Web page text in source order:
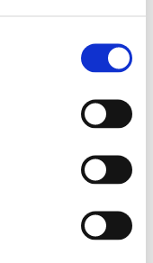
voksen?
vold? LIN